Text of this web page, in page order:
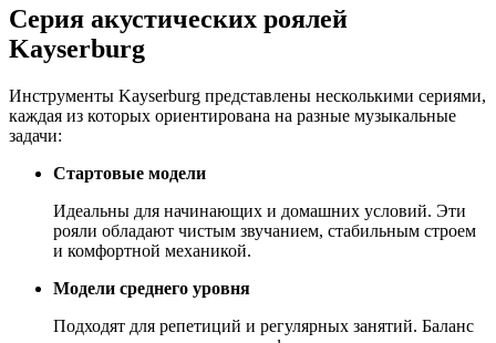
Серия акустических роялей
Kayserburg
Инструменты Kayserburg представлены несколькими сериями,
каждая из которых ориентирована на разные музыкальные
задачи:
Стартовые модели
Идеальны для начинающих и домашних условий. Эти
рояли обладают чистым звучанием, стабильным строем
и комфортной механикой.
Модели среднего уровня
Подходят для репетиций и регулярных занятий. Баланс